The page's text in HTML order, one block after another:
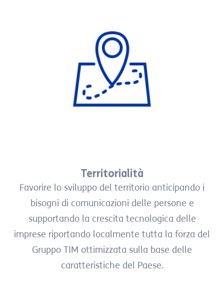
Territorialità
Favorire lo sviluppo del territorio anticipando i
bisogni di comunicazioni delle persone e
supportando la crescita tecnologica delle
imprese riportando localmente tutta la forza del
Gruppo TIM ottimizzata sulla base delle
caratteristiche del Paese.